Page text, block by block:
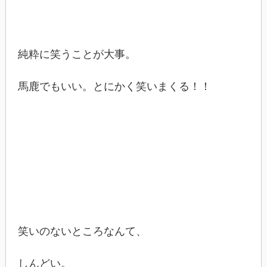
純粋に笑うことが大事。
馬鹿でもいい。とにかく笑いまくる！！
笑いのないところなんて、
しんどい。